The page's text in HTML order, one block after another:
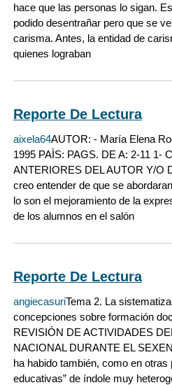
hace que las personas lo sigan.
podido desentrañar pero que se
carisma. Antes, la entidad de
quienes lograban
Reporte De Lectura
aixela64AUTOR: - María Elena
1995 PAÌS: PAGS. DE A: 2-11 1-
ANTERIORES DEL AUTOR Y/O
creo entender de que se
lo son el mejoramiento de la
de los alumnos en el salón
Reporte De Lectura
angiecasuriTema 2. La
concepciones sobre formación
REVISIÓN DE ACTIVIDADES
NACIONAL DURANTE EL
ha habido también, como en otras
educativas” de índole muy